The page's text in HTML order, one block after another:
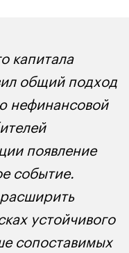
капитала
общий подход
нефинансовой
появление
событие.
устойчивого
сопоставимых